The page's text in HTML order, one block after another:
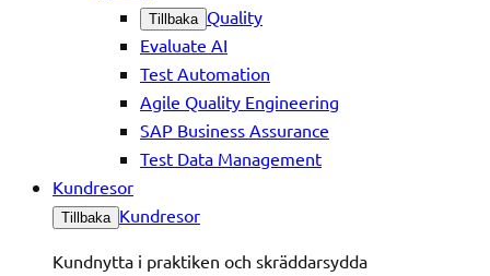
Tillbaka Quality
Evaluate AI
Test Automation
Agile Quality Engineering
SAP Business Assurance
Test Data Management
Kundresor
Tillbaka Kundresor
Kundnytta i praktiken och skräddarsydda